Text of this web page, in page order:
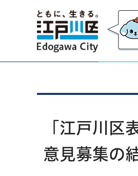
江戸川区
「江戸川区
意見募集の